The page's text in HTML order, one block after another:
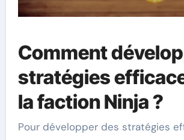
Comment
stratégies
la faction Ninja ?
Pour développer des stratégies